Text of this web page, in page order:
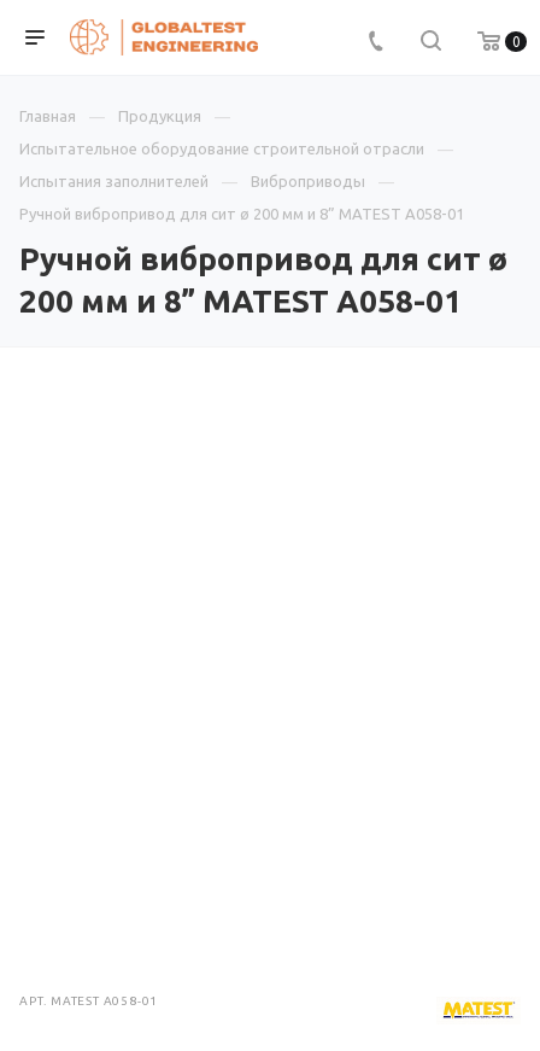
0
Главная
Продукция
Испытательное оборудование строительной отрасли
Испытания заполнителей
Виброприводы
Ручной вибропривод для сит ø 200 мм и 8” MATEST A058-01
Ручной вибропривод для сит ø
200 мм и 8” MATEST A058-01
АРТ. MATEST A058-01